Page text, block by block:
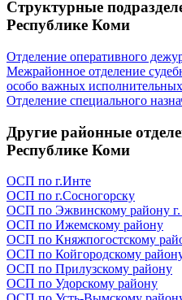
Структурные
Республике Коми
Отделение оперативного
Межрайонное отделение
особо важных
Отделение специального
Другие районные
Республике Коми
ОСП по г.Инте
ОСП по г.Сосногорску
ОСП по Эжвинскому району
ОСП по Ижемскому району
ОСП по Княжпогостскому
ОСП по Койгородскому
ОСП по Прилузскому району
ОСП по Удорскому району